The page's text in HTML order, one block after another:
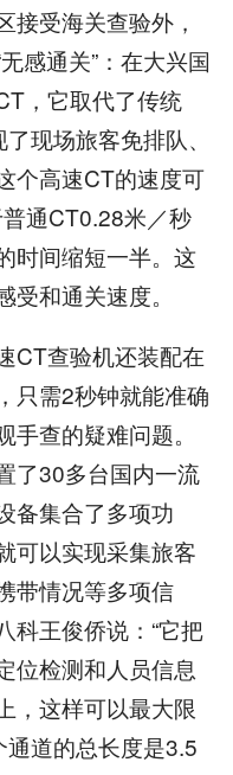
接受海关查验外，
感通关”：在大兴国
，它取代了传统
现场旅客免排队、
个高速CT的速度可
通CT0.28米／秒
时间缩短一半。这
和通关速度。
查验机还装配在
只需2秒钟就能准确
查的疑难问题。
了30多台国内一流
备集合了多项功
可以实现采集旅客
带情况等多项信
科王俊侨说：“它把
位检测和人员信息
，这样可以最大限
通道的总长度是3.5